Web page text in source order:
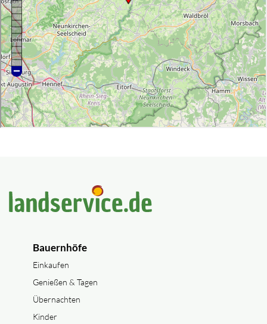
Bauernhöfe
Einkaufen
Genießen & Tagen
Übernachten
Kinder